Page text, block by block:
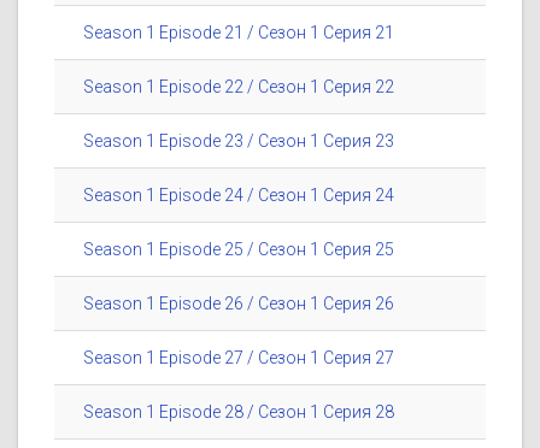
Season 1 Episode 21 / Сезон 1 Серия 21
Season 1 Episode 22 / Сезон 1 Серия 22
Season 1 Episode 23 / Сезон 1 Серия 23
Season 1 Episode 24 / Сезон 1 Серия 24
Season 1 Episode 25 / Сезон 1 Серия 25
Season 1 Episode 26 / Сезон 1 Серия 26
Season 1 Episode 27 / Сезон 1 Серия 27
Season 1 Episode 28 / Сезон 1 Серия 28